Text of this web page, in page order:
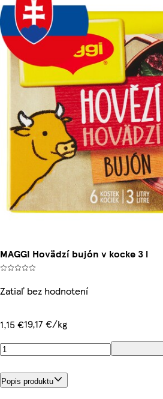
MAGGI Hovädzí bujón v kocke 3 l
Zatiaľ bez hodnotení
1,15 €19,17 €/kg
Popis produktu